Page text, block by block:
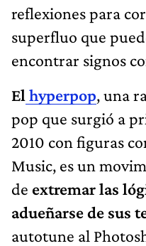
reflexiones para
superfluo que
encontrar signos
El hyperpop, una
pop que surgió a
2010 con figuras
Music, es un
de extremar las
adueñarse de sus
autotune al